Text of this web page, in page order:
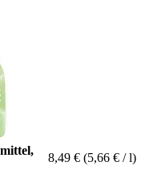
8,49 € (5,66 € / l)